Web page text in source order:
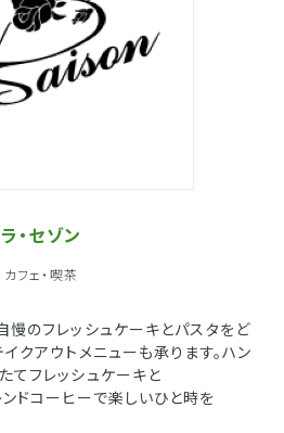
ラ・セゾン
カフェ・喫茶
慢のフレッシュケーキとパスタをど
イクアウトメニューも承ります。ハン
てフレッシュケーキと
ドコーヒーで楽しいひと時を